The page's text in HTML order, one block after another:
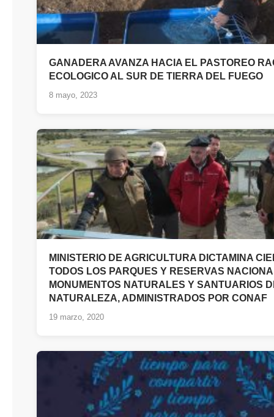
GANADERA AVANZA HACIA EL PASTOREO
ECOLOGICO AL SUR DE TIERRA DEL FUEGO
8 mayo, 2023
MINISTERIO DE AGRICULTURA DICTAMINA
TODOS LOS PARQUES Y RESERVAS
MONUMENTOS NATURALES Y SANTUARIOS
NATURALEZA, ADMINISTRADOS POR CONAF
19 marzo, 2020